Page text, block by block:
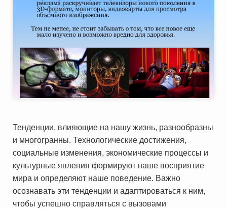
Тенденции, влияющие на нашу жизнь, разнообразны
и многогранны. Технологические достижения,
социальные изменения, экономические процессы и
культурные явления формируют наше восприятие
мира и определяют наше поведение. Важно
осознавать эти тенденции и адаптироваться к ним,
чтобы успешно справляться с вызовами